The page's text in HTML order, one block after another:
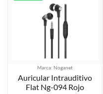
Marca: Noganet
Auricular Intrauditivo
Flat Ng-094 Rojo